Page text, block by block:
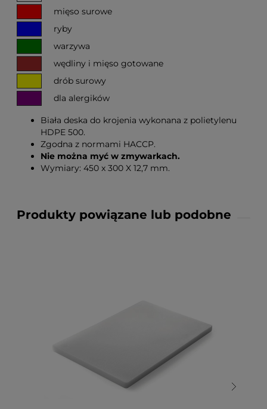
mięso surowe
ryby
warzywa
wędliny i mięso gotowane
drób surowy
dla alergików
Biała deska do krojenia wykonana z polietylenu
HDPE 500.
Zgodna z normami HACCP.
Nie można myć w zmywarkach.
Wymiary: 450 x 300 X 12,7 mm.
Produkty powiązane lub podobne